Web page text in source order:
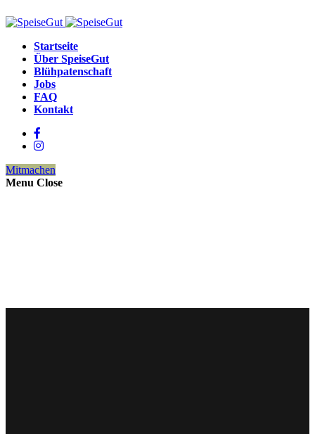
Startseite
Über SpeiseGut
Blühpatenschaft
Jobs
FAQ
Kontakt
Mitmachen
Menu Close